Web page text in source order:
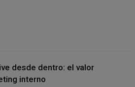
desde dentro: el valor
interno